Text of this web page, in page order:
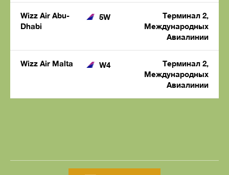
Wizz Air Abu-
Dhabi
5W
Терминал 2,
Международных
Авиалинии
Wizz Air Malta W4
Терминал 2,
Международных
Авиалинии